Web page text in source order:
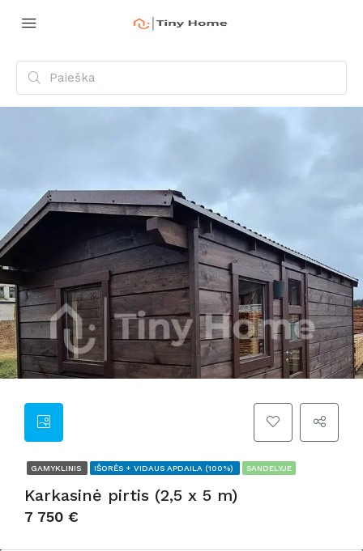
GAMYKLINIS IŠORĖS + VIDAUS APDAILA (100%) SANDELYJE
Karkasinė pirtis (2,5 x 5 m)
7 750 €